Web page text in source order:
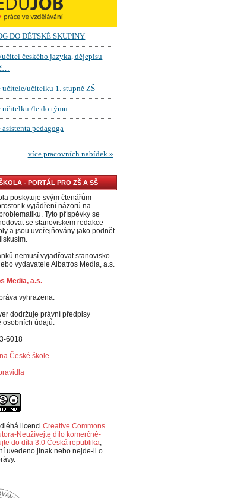
- PORTÁL PRO ZŠ A SŠ
poskytuje svým čtenářům
k vyjádření názorů na
Tyto příspěvky se
se stanoviskem redakce
a jsou uveřejňovány jako podnět
nemusí vyjadřovat stanovisko
vydavatele Albatros Media, a.s.
Media, a.s.
vyhrazena.
dodržuje právní předpisy
osobních údajů.
6018
České škole
licenci Creative Commons
Neužívejte dílo komerčně-
do díla 3.0 Česká republika,
uvedeno jinak nebo nejde-li o